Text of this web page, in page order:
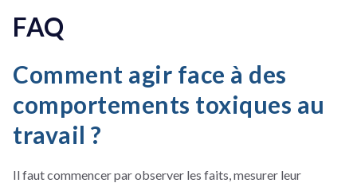
FAQ
Comment agir face à des
comportements toxiques au
travail ?
Il faut commencer par observer les faits, mesurer leur